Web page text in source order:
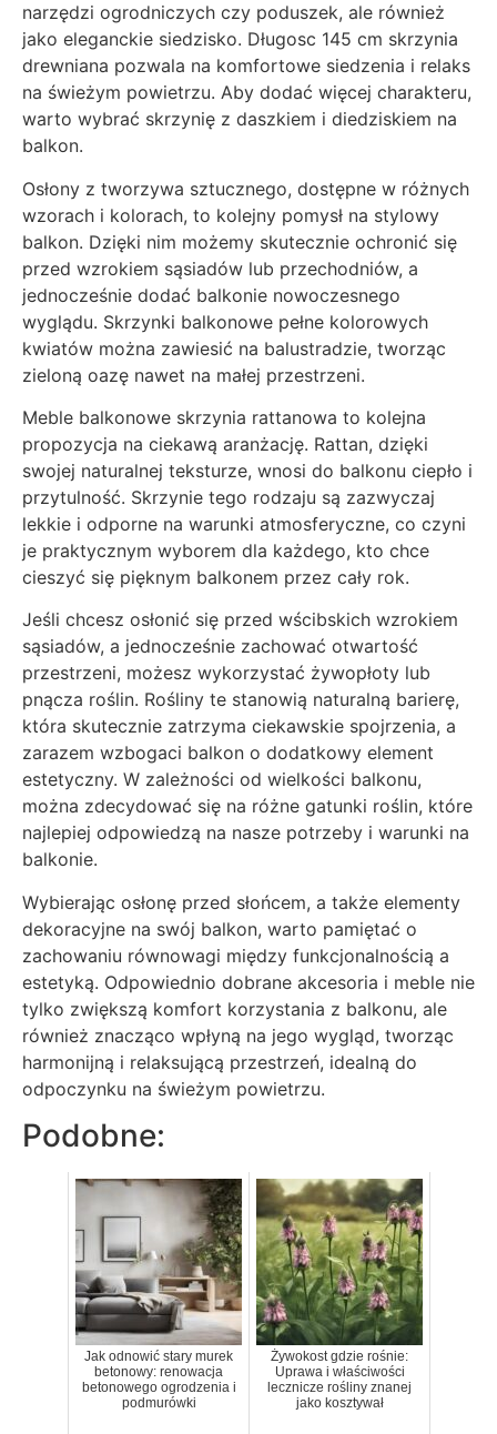
narzędzi ogrodniczych czy poduszek, ale również
jako eleganckie siedzisko. Długosc 145 cm skrzynia
drewniana pozwala na komfortowe siedzenia i relaks
na świeżym powietrzu. Aby dodać więcej charakteru,
warto wybrać skrzynię z daszkiem i diedziskiem na
balkon.
Osłony z tworzywa sztucznego, dostępne w różnych
wzorach i kolorach, to kolejny pomysł na stylowy
balkon. Dzięki nim możemy skutecznie ochronić się
przed wzrokiem sąsiadów lub przechodniów, a
jednocześnie dodać balkonie nowoczesnego
wyglądu. Skrzynki balkonowe pełne kolorowych
kwiatów można zawiesić na balustradzie, tworząc
zieloną oazę nawet na małej przestrzeni.
Meble balkonowe skrzynia rattanowa to kolejna
propozycja na ciekawą aranżację. Rattan, dzięki
swojej naturalnej teksturze, wnosi do balkonu ciepło i
przytulność. Skrzynie tego rodzaju są zazwyczaj
lekkie i odporne na warunki atmosferyczne, co czyni
je praktycznym wyborem dla każdego, kto chce
cieszyć się pięknym balkonem przez cały rok.
Jeśli chcesz osłonić się przed wścibskich wzrokiem
sąsiadów, a jednocześnie zachować otwartość
przestrzeni, możesz wykorzystać żywopłoty lub
pnącza roślin. Rośliny te stanowią naturalną barierę,
która skutecznie zatrzyma ciekawskie spojrzenia, a
zarazem wzbogaci balkon o dodatkowy element
estetyczny. W zależności od wielkości balkonu,
można zdecydować się na różne gatunki roślin, które
najlepiej odpowiedzą na nasze potrzeby i warunki na
balkonie.
Wybierając osłonę przed słońcem, a także elementy
dekoracyjne na swój balkon, warto pamiętać o
zachowaniu równowagi między funkcjonalnością a
estetyką. Odpowiednio dobrane akcesoria i meble nie
tylko zwiększą komfort korzystania z balkonu, ale
również znacząco wpłyną na jego wygląd, tworząc
harmonijną i relaksującą przestrzeń, idealną do
odpoczynku na świeżym powietrzu.
Podobne:
Jak odnowić stary murek
betonowy: renowacja
betonowego ogrodzenia i
podmurówki
Żywokost gdzie rośnie:
Uprawa i właściwości
lecznicze rośliny znanej
jako kosztywał